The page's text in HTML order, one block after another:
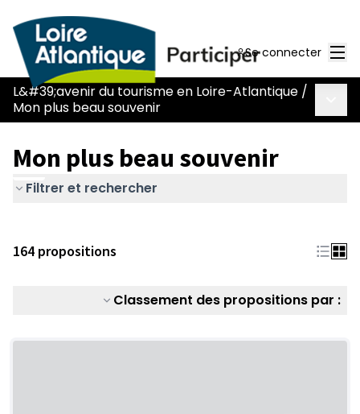
Se connecter
L&#39;avenir du tourisme en Loire-Atlantique /
Mon plus beau souvenir
Mon plus beau souvenir
Filtrer et rechercher
164 propositions
Classement des propositions par :